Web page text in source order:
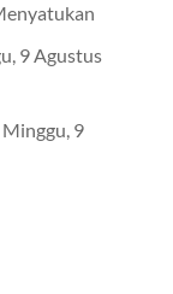
9 Agustus
9